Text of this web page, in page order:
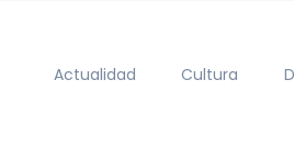
Actualidad Cultura